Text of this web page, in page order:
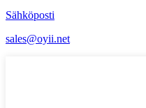
Sähköposti
sales@oyii.net